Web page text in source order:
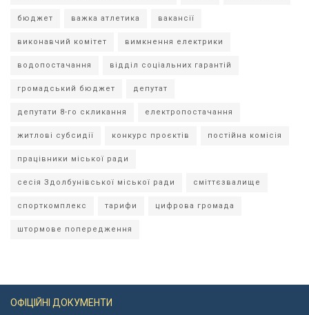
бюджет важка атлетика вакансії
виконавчий комітет вимкнення електрики
водопостачання відділ соціальних гарантій
громадський бюджет депутат
депутати 8-го скликання електропостачання
житлові субсидії конкурс проєктів постійна комісія
працівники міської ради
сесія Здолбунівської міської ради сміттєзвалище
спорткомплекс тарифи цифрова громада
штормове попередження
ОФІЦІЙНІ ДОКУМЕНТИ